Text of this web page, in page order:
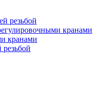
резьбой
кранами
кранами